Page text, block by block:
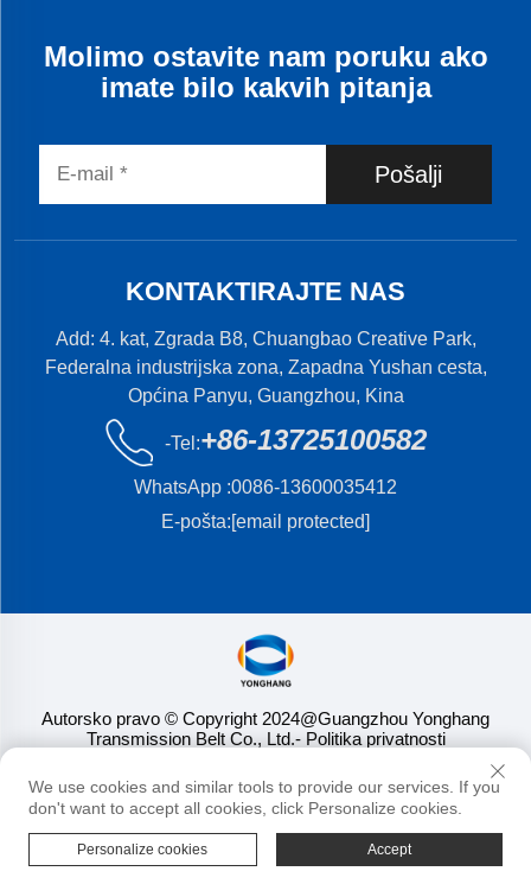
Molimo ostavite nam poruku ako
imate bilo kakvih pitanja
Pošalji
KONTAKTIRAJTE NAS
Add: 4. kat, Zgrada B8, Chuangbao Creative Park,
Federalna industrijska zona, Zapadna Yushan cesta,
Općina Panyu, Guangzhou, Kina
-Tel:+86-13725100582
WhatsApp :0086-13600035412
E-pošta:[email protected]
Autorsko pravo © Copyright 2024@Guangzhou Yonghang
Transmission Belt Co., Ltd.- Politika privatnosti
We use cookies and similar tools to provide our services. If you
don't want to accept all cookies, click Personalize cookies.
Personalize cookies Accept